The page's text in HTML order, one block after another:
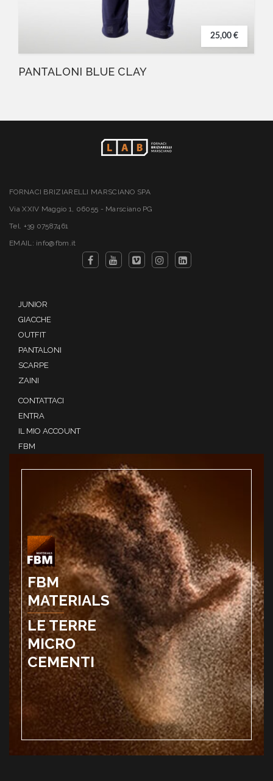
25,00 €
PANTALONI BLUE CLAY
FORNACI BRIZIARELLI MARSCIANO SPA
Via XXIV Maggio 1, 06055 - Marsciano PG
Tel. +39 07587461
EMAIL: info@fbm.it
JUNIOR
GIACCHE
OUTFIT
PANTALONI
SCARPE
ZAINI
CONTATTACI
ENTRA
IL MIO ACCOUNT
FBM
FBM
MATERIALS
LE TERRE
MICRO
CEMENTI